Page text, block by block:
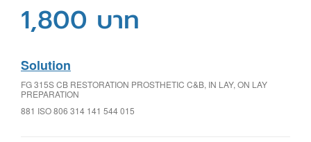
1,800 บาท
Solution
FG 315S CB RESTORATION PROSTHETIC C&B, IN LAY, ON LAY
PREPARATION
881 ISO 806 314 141 544 015